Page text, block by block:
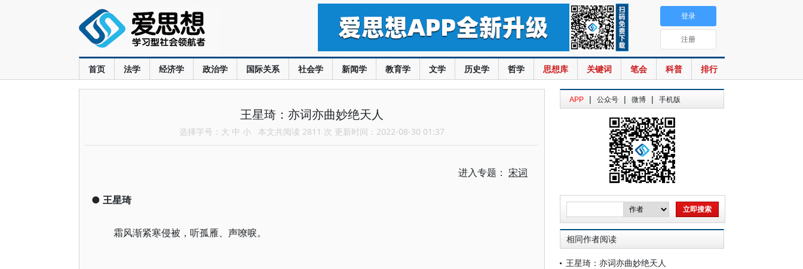
首页 法学 经济学 政治学 国际关系 社会学 新闻学 教育学 文学 历史学 哲学 思想库 关键词 笔会 科普 排行
登录
注册
王星琦：亦词亦曲妙绝天人
选择字号： 大 中 小 本文共阅读 2811 次 更新时间：2022-08-30 01:37
进入专题： 宋词
● 王星琦
霜风渐紧寒侵被，听孤雁、声嘹唳。
APP | 公众号 | 微博 | 手机版
相同作者阅读
王星琦：亦词亦曲妙绝天人